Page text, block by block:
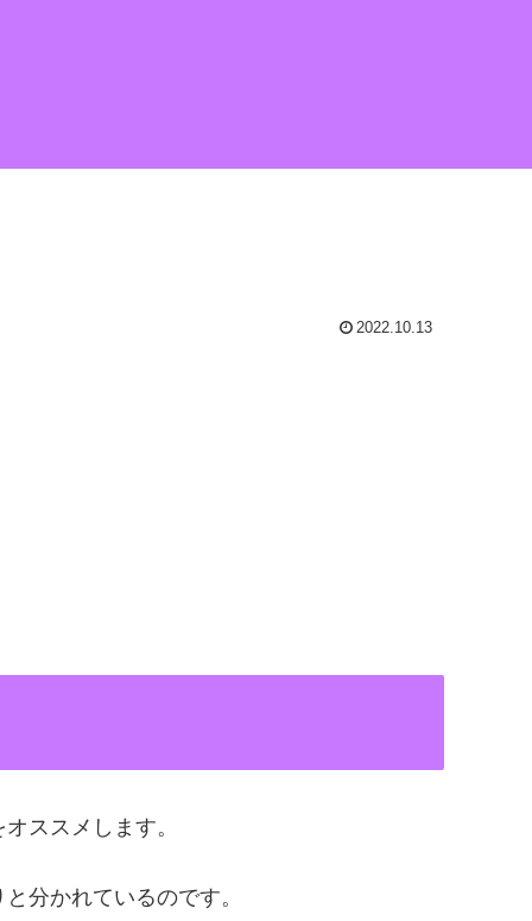
2022.10.13
ススメします。
分かれているのです。